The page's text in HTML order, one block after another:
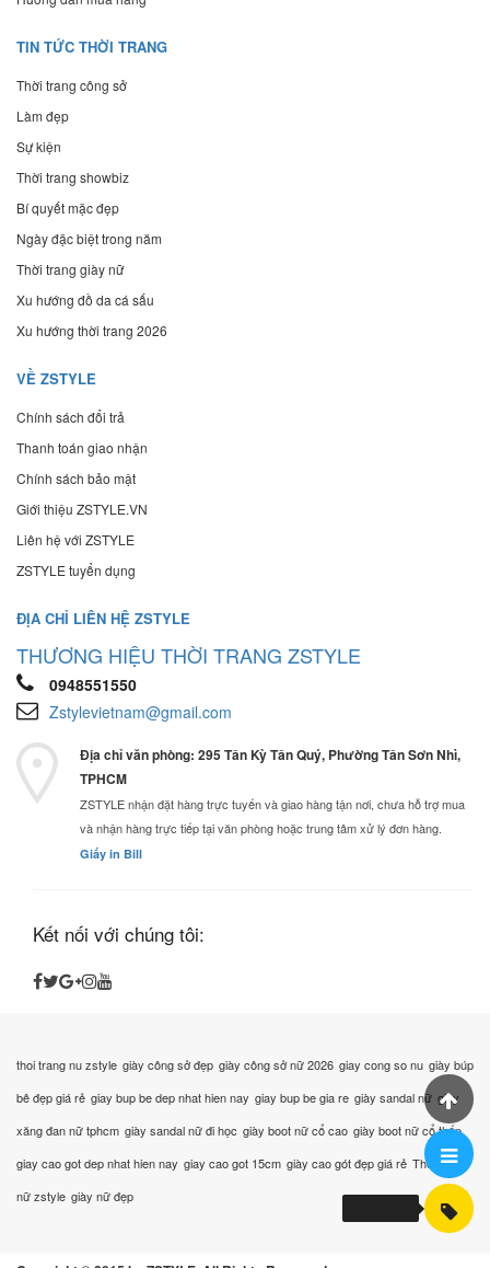
TIN TỨC THỜI TRANG
Thời trang công sở
Làm đẹp
Sự kiện
Thời trang showbiz
Bí quyết mặc đẹp
Ngày đặc biệt trong năm
Thời trang giày nữ
Xu hướng đồ da cá sấu
Xu hướng thời trang 2026
VỀ ZSTYLE
Chính sách đổi trả
Thanh toán giao nhận
Chính sách bảo mật
Giới thiệu ZSTYLE.VN
Liên hệ với ZSTYLE
ZSTYLE tuyển dụng
ĐỊA CHỈ LIÊN HỆ ZSTYLE
THƯƠNG HIỆU THỜI TRANG ZSTYLE
0948551550
Zstylevietnam@gmail.com
Địa chỉ văn phòng: 295 Tân Kỳ Tân Quý, Phường Tân Sơn Nhì,
TPHCM
ZSTYLE nhận đặt hàng trực tuyến và giao hàng tận nơi, chưa hỗ trợ mua
và nhận hàng trực tiếp tại văn phòng hoặc trung tâm xử lý đơn hàng.
Giấy in Bill
Kết nối với chúng tôi:
thoi trang nu zstyle giày công sở đẹp giày công sở nữ 2026 giay cong so nu giày búp
bê đẹp giá rẻ giay bup be dep nhat hien nay giay bup be gia re giày sandal nữ giày
xăng đan nữ tphcm giày sandal nữ đi học giày boot nữ cổ cao giày boot nữ cổ thấp
giay cao got dep nhat hien nay giay cao got 15cm giày cao gót đẹp giá rẻ Thời trang
nữ zstyle giày nữ đẹp